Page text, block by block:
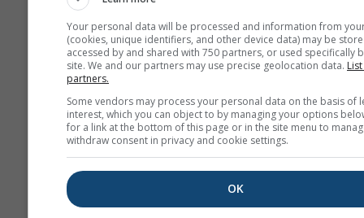
měsíční.
Nabízíme také prodej
surových dat. Pro
(
Hodinová historická
meteorologická data od
history+
Your personal data will be processed and information from
(cookies, unique identifiers, and other device data) may be
accessed by and shared with 750 partners, or used specifically
site. We and our partners may use precise geolocation data.
partners.
Some vendors may process your personal data on the basis of
interest, which you can object to by managing your options
for a link at the bottom of this page or in the site menu to
withdraw consent in privacy and cookie settings.
OK